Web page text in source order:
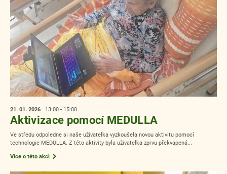
21. 01. 2026 13:00 - 15:00
Aktivizace pomocí MEDULLA
Ve středu odpoledne si naše uživatelka vyzkoušela novou aktivitu pomocí
technologie MEDULLA. Z této aktivity byla uživatelka zprvu překvapená...
Více o této akci